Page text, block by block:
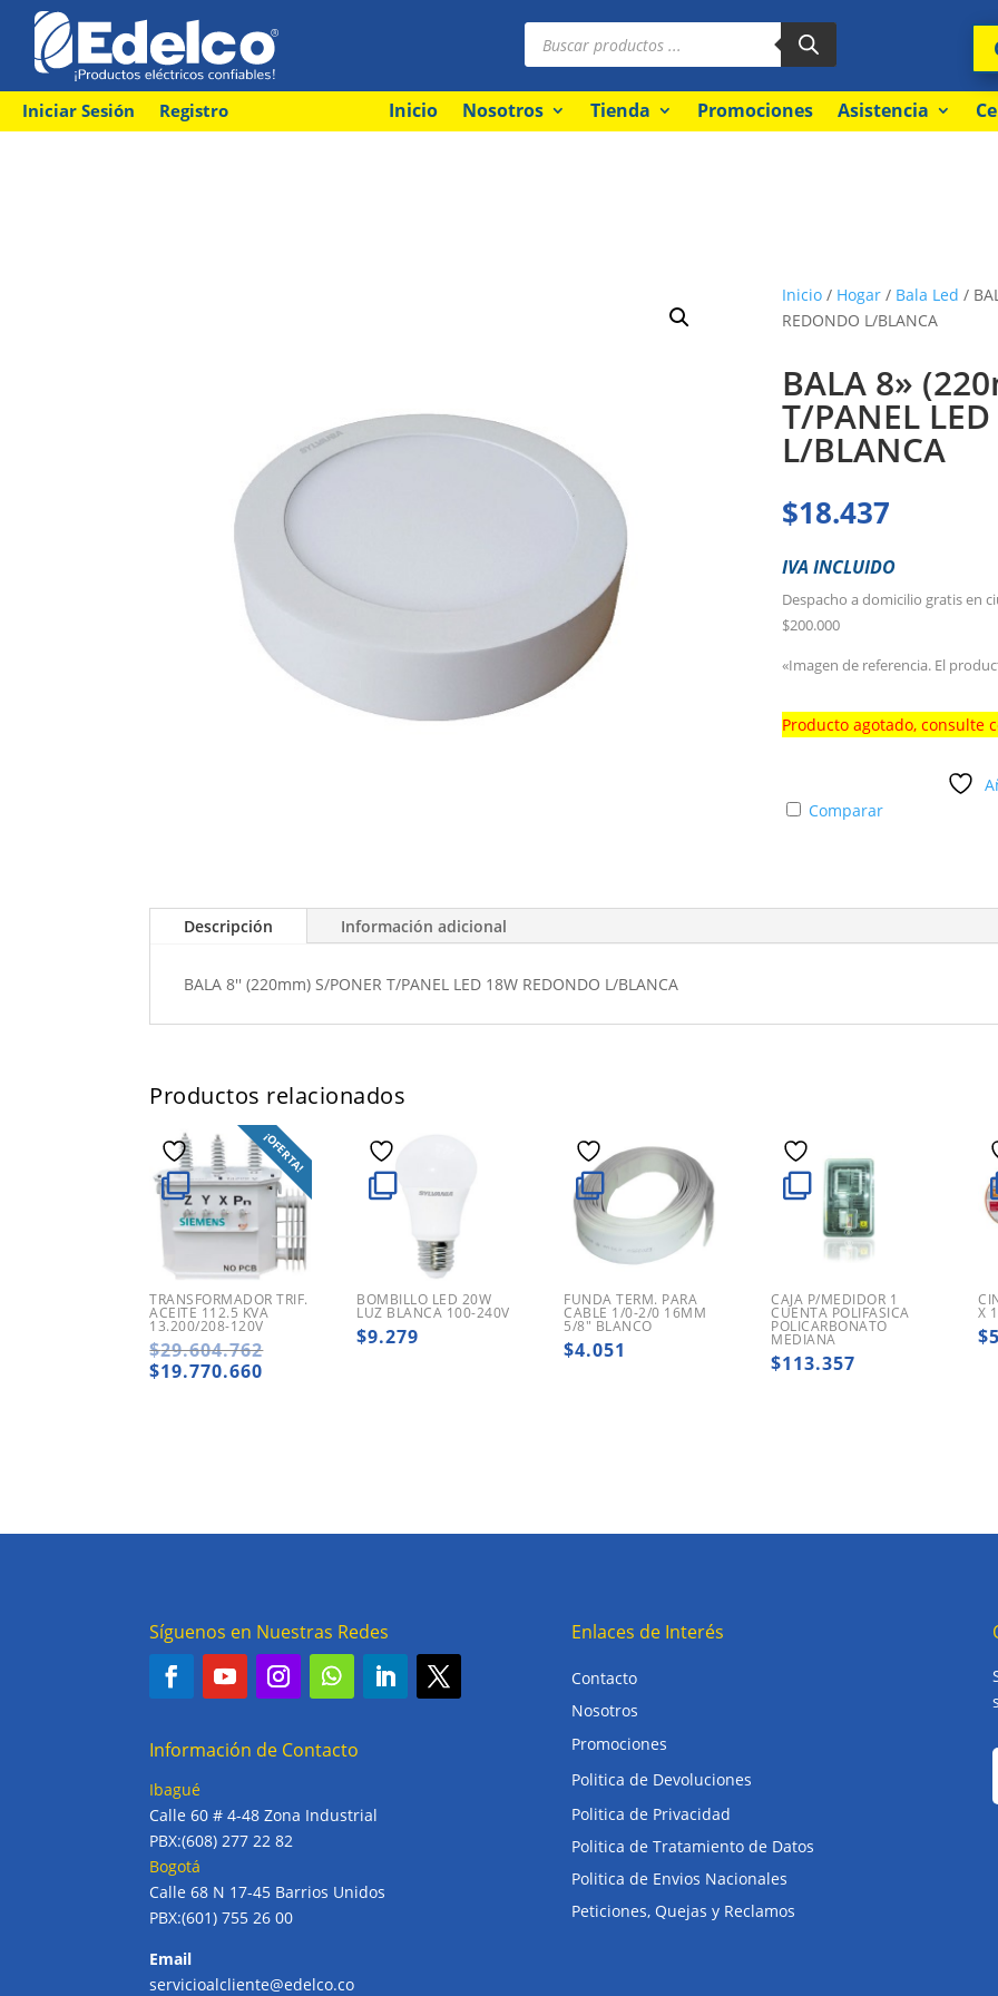
Búsqueda
productos
Iniciar Sesión Registro Inicio Nosotros Tienda Promociones Asistencia
Inicio/ Hogar/ Bala Led /
REDONDO L/BLANCA
BALA 8»
T/PANEL
L/BLANCA
$18.437
IVA INCLUIDO
Despacho a domicilio gratis en
$200.000
«Imagen de referencia. El
Producto agotado, consulte
Comparar
Descripción Información adicional
BALA 8'' (220mm) S/PONER T/PANEL LED 18W REDONDO L/BLANCA
Productos relacionados
¡OFERTA!
TRANSFORMADOR TRIF.
ACEITE 112.5 KVA
13.200/208-120V
$29.604.762El
$19.770.660
BOMBILLO LED 20W
LUZ BLANCA 100-240V
$9.279
FUNDA TERM. PARA
CABLE 1/0-2/0 16MM
5/8″ BLANCO
$4.051
CAJA P/MEDIDOR 1
CUENTA POLIFASICA
POLICARBONATO
MEDIANA
$113.357
X
$
Síguenos en Nuestras Redes
Información de Contacto
Ibagué
Calle 60 # 4-48 Zona Industrial
PBX:(608) 277 22 82
Bogotá
Calle 68 N 17-45 Barrios Unidos
PBX:(601) 755 26 00
Email
servicioalcliente@edelco.co
Enlaces de Interés
Contacto
Nosotros
Promociones
Politica de Devoluciones
Politica de Privacidad
Politica de Tratamiento de Datos
Politica de Envios Nacionales
Peticiones, Quejas y Reclamos